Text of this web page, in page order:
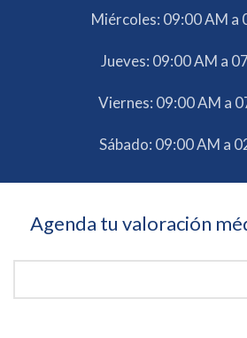
Miércoles: 09:00 AM a
Jueves: 09:00 AM a
Viernes: 09:00 AM a
Sábado: 09:00 AM a
Agenda tu valoración